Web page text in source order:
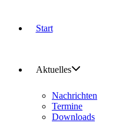
Start
Aktuelles
Nachrichten
Termine
Downloads